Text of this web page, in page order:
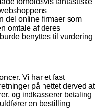
del online firmaer som
omtale af deres
benyttes til vurdering
Vi har et fast
på nettet derved at
og indkasserer betaling
en bestilling.